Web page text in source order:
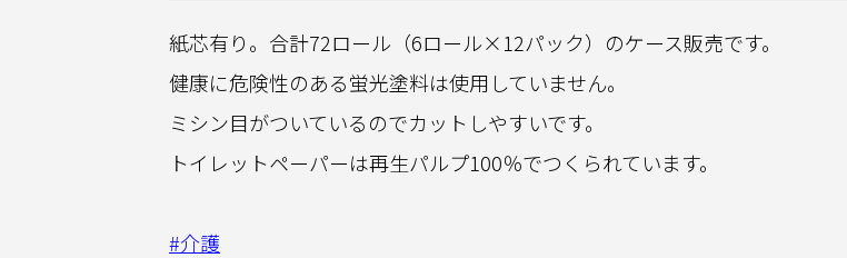
紙芯有り。合計72ロール（6ロール×12パック）のケース販売です。
健康に危険性のある蛍光塗料は使用していません。
ミシン目がついているのでカットしやすいです。
トイレットペーパーは再生パルプ100％でつくられています。
#介護